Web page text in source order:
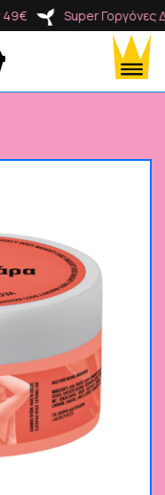
Super Γοργόνες